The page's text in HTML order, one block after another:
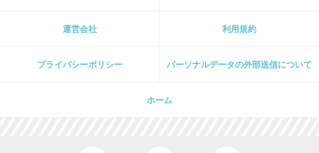
運営会社 利用規約
プライパシーポリシー パーソナルデータの外部送信について
ホーム